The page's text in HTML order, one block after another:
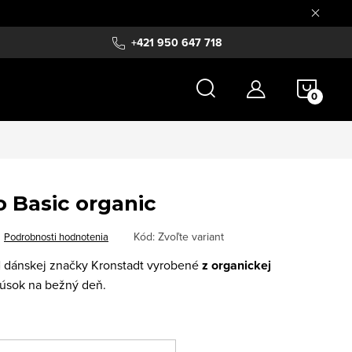
+421 950 647 718
Basic organic
Podrobnosti hodnotenia Kód: Zvoľte variant
značky Kronstadt vyrobenéz organickej
na bežný deň.